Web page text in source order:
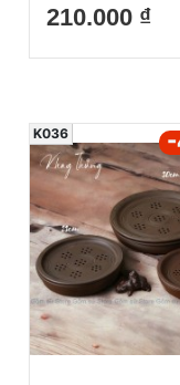
Sa Đựng Ấm Chén
210.000 ₫
K036